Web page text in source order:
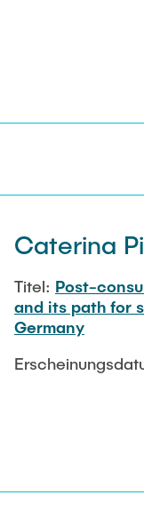
Caterina
Titel: Post-
and its path for
Germany